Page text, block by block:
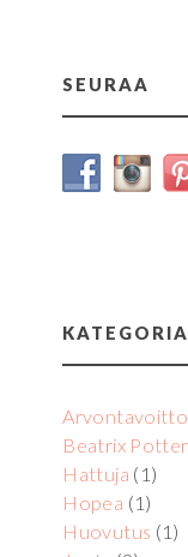
SEURAA
Arvontavoitto
Beatrix Potter
Hattuja (1)
Hopea (1)
Huovutus (1)